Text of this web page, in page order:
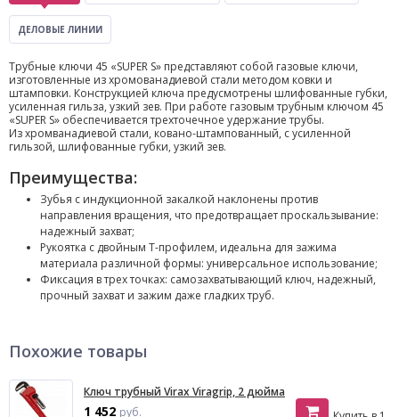
ДЕЛОВЫЕ ЛИНИИ
Трубные ключи 45 «SUPER S» представляют собой газовые ключи,
изготовленные из хромованадиевой стали методом ковки и
штамповки. Конструкцией ключа предусмотрены шлифованные губки,
усиленная гильза, узкий зев. При работе газовым трубным ключом 45
«SUPER S» обеспечивается трехточечное удержание трубы.
Из хромванадиевой стали, ковано-штампованный, с усиленной
гильзой, шлифованные губки, узкий зев.
Преимущества:
Зубья с индукционной закалкой наклонены против
направления вращения, что предотвращает проскальзывание:
надежный захват;
Рукоятка с двойным T-профилем, идеальна для зажима
материала различной формы: универсальное использование;
Фиксация в трех точках: самозахватывающий ключ, надежный,
прочный захват и зажим даже гладких труб.
Похожие товары
Ключ трубный Virax Viragrip, 2 дюйма
1 452 руб.